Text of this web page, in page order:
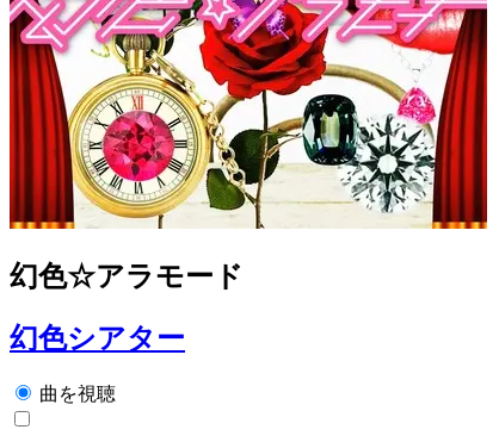
幻色☆アラモード
幻色シアター
曲を視聴